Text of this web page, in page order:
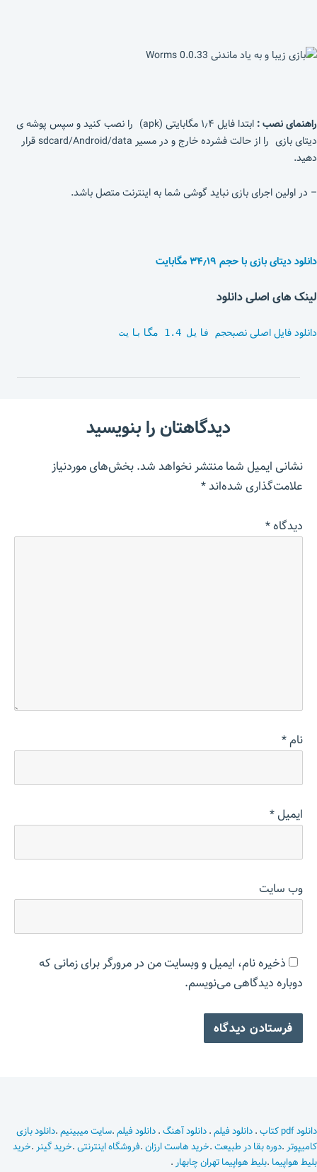
راهنمای نصب :
ابتدا فایل ۱٫۴ مگابایتی (apk) را نصب کنید و سپس پوشه ی
دیتای بازی را از حالت فشرده خارج و در مسیر sdcard/Android/data قرار
دهید.
– در اولین اجرای بازی نباید گوشی شما به اینترنت متصل باشد.
دانلود دیتای بازی با حجم ۳۴٫۱۹ مگابایت
لینک های اصلی دانلود
دانلود فایل اصلی نصبحجم فایل 1.4 مگابایت
دیدگاهتان را بنویسید
نشانی ایمیل شما منتشر نخواهد شد.بخش‌های موردنیاز
علامت‌گذاری شده‌اند*
دیدگاه*
نام*
ایمیل*
وب‌ سایت
ذخیره نام، ایمیل و وبسایت من در مرورگر برای زمانی که
دوباره دیدگاهی می‌نویسم.
دانلود pdf کتاب .دانلود فیلم.دانلود آهنگ.دانلود فیلم.سایت میبینیم.دانلود بازی
کامیپوتر .دوره بقا در طبیعت.خرید هاست ارزان.فروشگاه اینترنتی.خرید گینر .خرید
بلیط هواپیما .بلیط هواپیما تهران چابهار .